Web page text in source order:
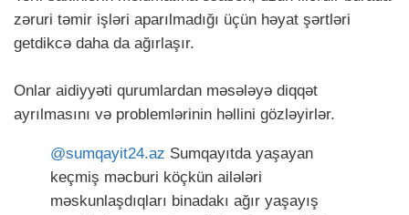
zəruri təmir işləri aparılmadığı üçün həyat şərtləri
getdikcə daha da ağırlaşır.
Onlar aidiyyəti qurumlardan məsələyə diqqət
ayrılmasını və problemlərinin həllini gözləyirlər.
@sumqayit24.az Sumqayıtda yaşayan
keçmiş məcburi köçkün ailələri
məskunlaşdıqları binadakı ağır yaşayış